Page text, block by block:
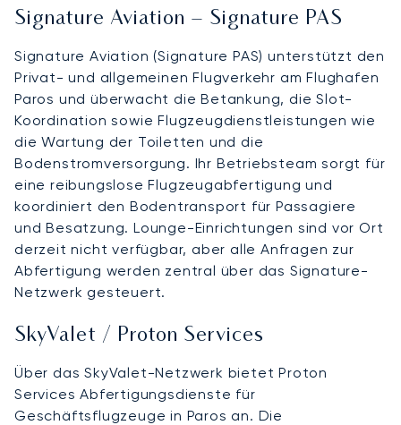
Signature Aviation – Signature PAS
Signature Aviation (Signature PAS) unterstützt den
Privat- und allgemeinen Flugverkehr am Flughafen
Paros und überwacht die Betankung, die Slot-
Koordination sowie Flugzeugdienstleistungen wie
die Wartung der Toiletten und die
Bodenstromversorgung. Ihr Betriebsteam sorgt für
eine reibungslose Flugzeugabfertigung und
koordiniert den Bodentransport für Passagiere
und Besatzung. Lounge-Einrichtungen sind vor Ort
derzeit nicht verfügbar, aber alle Anfragen zur
Abfertigung werden zentral über das Signature-
Netzwerk gesteuert.
SkyValet / Proton Services
Über das SkyValet-Netzwerk bietet Proton
Services Abfertigungsdienste für
Geschäftsflugzeuge in Paros an. Die